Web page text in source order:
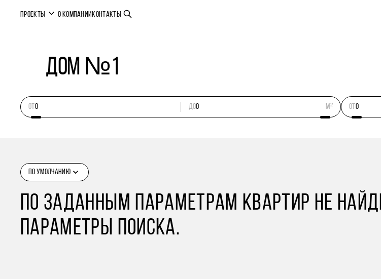
ПРОЕКТЫ О КОМПАНИИКОНТАКТЫ
Дом №1
ОТ ДО м² ОТ
ПО УМОЛЧАНИЮ
ПО ЗАДАННЫМ ПАРАМЕТРАМ КВАРТИР НЕ
ПАРАМЕТРЫ ПОИСКА.